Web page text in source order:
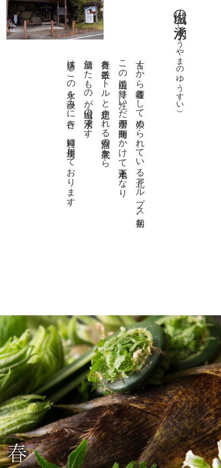
城山の湧水
（じょうやまのゆうすい）
古くから霊峰として崇められている北アルプス剱岳。
この山麓に降り注いだ雨雪が時間をかけて地下水となり
奥行き数千メートルと想定される洞窟の奥底から
湧出したものが城山の湧水です。
当店はこの水を汲みに行き、料理に使用しております。